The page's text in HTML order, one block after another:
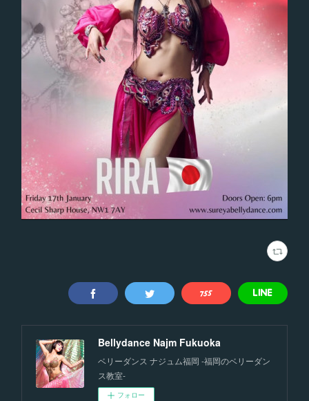
Bellydance Najm Fukuoka
ベリーダンス ナジュム福岡 -福岡のベリーダン
ス教室-
フォロー